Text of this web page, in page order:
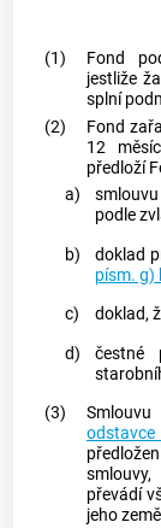
(1)
Fond
jestliže
splní
(2)
Fond
12
předloží
a)
podle
b)
doklad
písm. g)
c)
doklad,
d)
čestné
(3)
převádí
jeho